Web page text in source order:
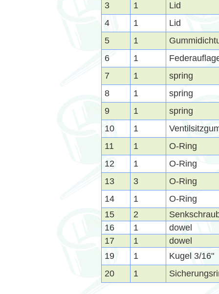
3
1
Lid
4
1
Lid
5
1
6
1
7
1
spring
8
1
spring
9
1
spring
10
1
11
1
O-Ring
12
1
O-Ring
13
3
O-Ring
14
1
O-Ring
15
2
16
1
dowel
17
1
dowel
19
1
Kugel 3/16"
20
1